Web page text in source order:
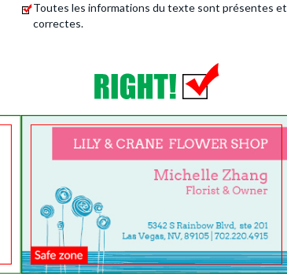
Toutes les informations du texte sont présentes et
correctes.